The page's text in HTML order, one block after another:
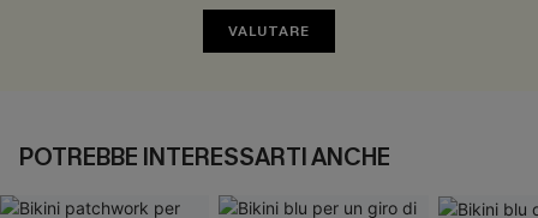
VALUTARE
POTREBBE INTERESSARTI ANCHE